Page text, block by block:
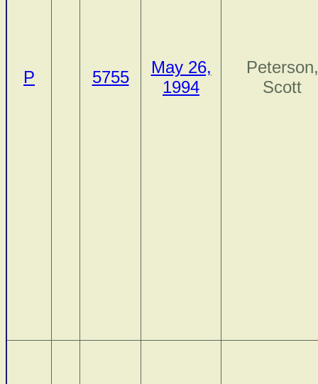
P 5755
May 26,
1994
Peterson,
Scott